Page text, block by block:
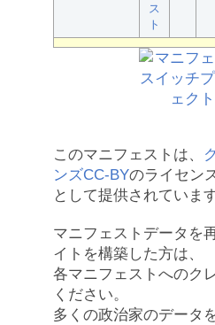
ス
ト
このマニフェストは、
ンズCC-BYのライセン
として提供されています
マニフェストデータを
イトを構築した方は、
各マニフェストへのク
ください。
多くの政治家のデータ